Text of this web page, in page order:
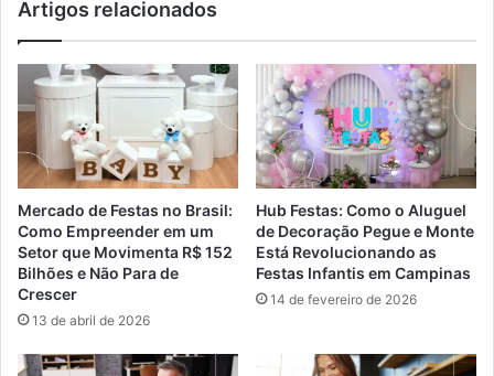
Artigos relacionados
Mercado de Festas no Brasil:
Como Empreender em um
Setor que Movimenta R$ 152
Bilhões e Não Para de
Crescer
13 de abril de 2026
Hub Festas: Como o Aluguel
de Decoração Pegue e Monte
Está Revolucionando as
Festas Infantis em Campinas
14 de fevereiro de 2026